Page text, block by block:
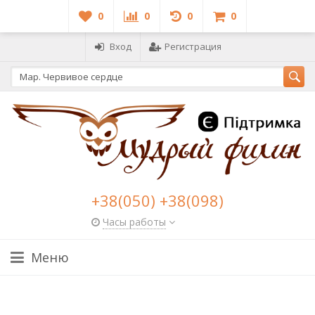
0 0 0 0
Вход Регистрация
+38(050) +38(098)
Часы работы
Меню